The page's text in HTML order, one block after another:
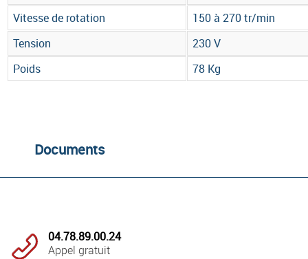
Vitesse de rotation
150 à 270 tr/min
Tension
230 V
Poids
78 Kg
Documents
04.78.89.00.24
Appel gratuit